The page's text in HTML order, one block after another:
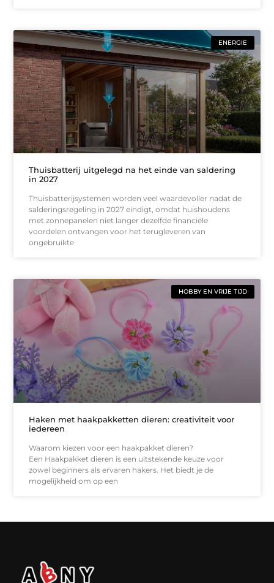
ENERGIE
Thuisbatterij uitgelegd na het einde van saldering
in 2027
Thuisbatterijsystemen worden veel waardevoller nadat de
salderingsregeling in 2027 eindigt, omdat huishoudens
met zonnepanelen niet langer dezelfde financiële
voordelen ontvangen voor het terugleveren van
ongebruikte
HOBBY EN VRIJE TIJD
Haken met haakpakketten dieren: creativiteit voor
iedereen
Waarom kiezen voor een haakpakket dieren?
Een Haakpakket dieren is een uitstekende keuze voor
zowel beginners als ervaren hakers. Het biedt je de
mogelijkheid om op een